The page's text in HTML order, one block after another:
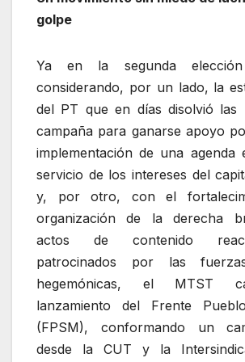
golpe
Ya en la segunda
considerando, por un lado, la
del PT que en días disolvió las
campaña para ganarse apoyo
implementación de una agenda
servicio de los intereses del
y, por otro, con el
organización de la derecha
actos de contenido
patrocinados por las
hegemónicas, el MTST
lanzamiento del Frente
(FPSM), conformando un
desde la CUT y la